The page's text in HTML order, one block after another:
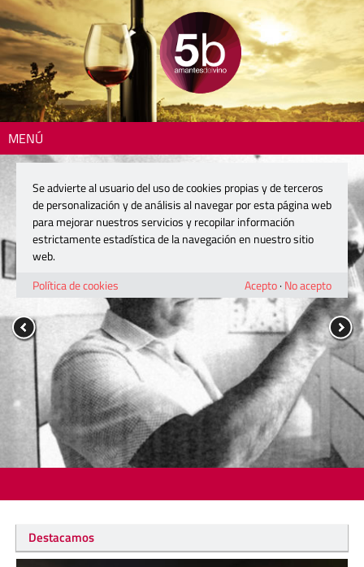
MENÚ
Destacamos
Se advierte al usuario del uso de cookies propias y de terceros
de personalización y de análisis al navegar por esta página web
para mejorar nuestros servicios y recopilar información
estrictamente estadística de la navegación en nuestro sitio
web.
Política de cookies
Acepto· No acepto